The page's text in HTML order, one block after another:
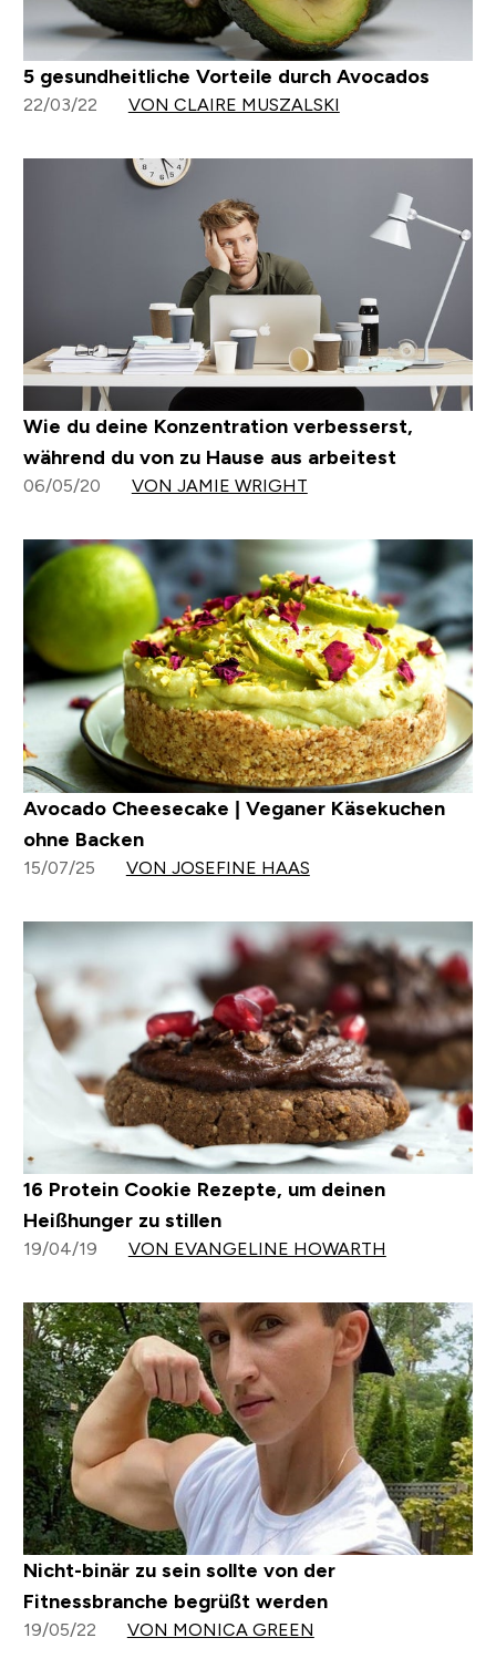
5 gesundheitliche Vorteile durch Avocados
22/03/22 VON CLAIRE MUSZALSKI
Wie du deine Konzentration verbesserst,
während du von zu Hause aus arbeitest
06/05/20 VON JAMIE WRIGHT
Avocado Cheesecake | Veganer Käsekuchen
ohne Backen
15/07/25 VON JOSEFINE HAAS
16 Protein Cookie Rezepte, um deinen
Heißhunger zu stillen
19/04/19 VON EVANGELINE HOWARTH
Nicht-binär zu sein sollte von der
Fitnessbranche begrüßt werden
19/05/22 VON MONICA GREEN